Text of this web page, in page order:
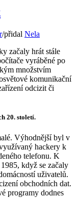
/přidal Nela
začaly hrát stále
vyráběné po
množstvím
komunikační
odcizit či
20. století.
Výhodnější byl v
hackery k
telefonu. K
když se začaly
uživatelů.
obchodních dat.
programy dodnes